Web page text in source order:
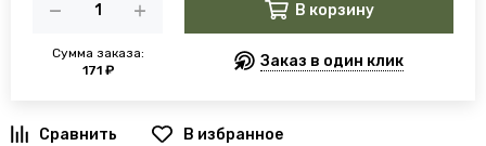
Сумма заказа:
171 ₽
В корзину
Заказ в один клик
В избранное